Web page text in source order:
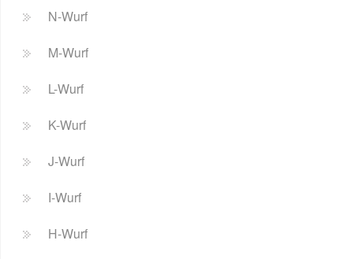
N-Wurf
M-Wurf
L-Wurf
K-Wurf
J-Wurf
I-Wurf
H-Wurf